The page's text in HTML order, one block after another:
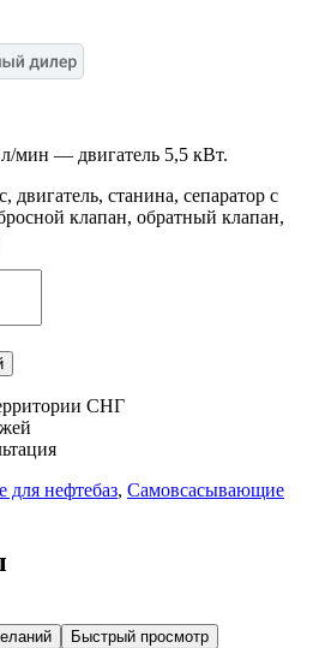
мин — двигатель 5,5 кВт.
двигатель, станина, сепаратор с
клапан, обратный клапан,
СНГ
для нефтебаз, Самовсасывающие
Быстрый просмотр